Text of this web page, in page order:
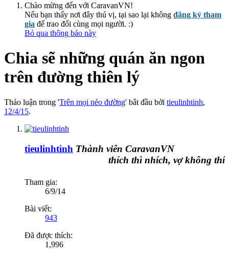
Chào mừng đến với CaravanVN!
Nếu bạn thấy nơi đây thú vị, tại sao lại không đăng ký tham
gia để trao đổi cùng mọi người. :)
Bỏ qua thông báo này
Chia sẽ những quán ăn ngon
trên đường thiên lý
Thảo luận trong 'Trên mọi nẻo đường' bắt đầu bởi tieulinhtinh,
12/4/15.
tieulinhtinh Thành viên CaravanVN
thích thì nhích, vợ không thích
Tham gia:
6/9/14
Bài viết:
943
Đã được thích:
1,996